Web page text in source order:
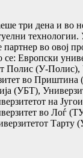
три дена и во
технологии.
партнер во овој
се: Европски
Полис (У-Полис),
во Приштина
(УБТ),
на
во Лоѓ
Тарту